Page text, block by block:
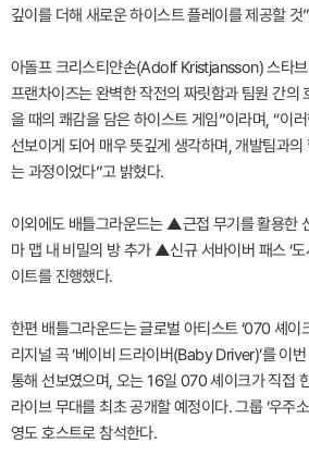
깊이를 더해 새로운 하이스트 플레이를 제공할 것
아돌프 크리스티얀손(Adolf Kristjansson) 스타
프랜차이즈는 완벽한 작전의 짜릿함과 팀원 간의
을 때의 쾌감을 담은 하이스트 게임”이라며, “이
선보이게 되어 매우 뜻깊게 생각하며, 개발팀과
는 과정이었다”고 밝혔다.
이외에도 배틀그라운드는 ▲근접 무기를 활용한
마 맵 내 비밀의 방 추가 ▲신규 서바이버 패스 ‘도
이트를 진행했다.
한편 배틀그라운드는 글로벌 아티스트 ‘070 셰
리지널 곡 ‘베이비 드라이버(Baby Driver)’를 이번
통해 선보였으며, 오는 16일 070 셰이크가 직접
라이브 무대를 최초 공개할 예정이다. 그룹 ‘우주
영도 호스트로 참석한다.